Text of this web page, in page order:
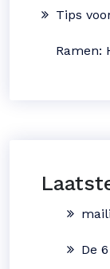
Tips
Ramen:
De